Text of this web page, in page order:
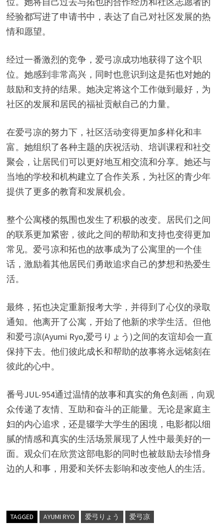
经验都写进了申请书中，表达了自己对社区发展的热
情和愿望。
经过一番激烈的竞争，爱弓凉成功地获得了这个职
位。她感到非常高兴，同时也意识到这是拓也对她的
鼓励和支持的结果。她决定将这个工作做到最好，为
社区的发展和居民的福祉贡献自己的力量。
在爱弓凉的努力下，社区活动变得更加多样化和丰
富。她组织了各种主题的庆祝活动、培训课程和社交
聚会，让居民们可以更好地互相交流和分享。她还与
当地的学校和机构建立了合作关系，为社区的青少年
提供了更多的教育和发展机会。
整个公寓楼的氛围也发生了积极的改变。居民们之间
的联系更加紧密，彼此之间的帮助和支持也变得更加
常见。爱弓凉和拓也的故事成为了公寓里的一个佳
话，激励着其他居民们勇敢追求自己的梦想和热爱生
活。
最终，拓也决定重新报考大学，并得到了心仪的录取
通知。他离开了公寓，开始了他新的求学生活。但他
和爱弓凉(Ayumi Ryo,爱弓りょう)之间的友谊却会一直
保持下去。他们彼此成长和帮助的故事将永远铭刻在
彼此的心中。
番号JUL-954通过温情的故事和真实的角色刻画，向观
众传递了友情、互助和奋斗的正能量。无论是家庭主
妇的内心追求，还是辍学大学生的困境，电影都以细
腻的情感和真实的生活场景展现了人性中最美好的一
面。观众们在欣赏这部电影的同时也被鼓励去珍惜身
边的人和事，用爱和关怀去影响和改变他人的生活。
TAGGED AYUMI RYO 爱弓りょう 爱弓凉